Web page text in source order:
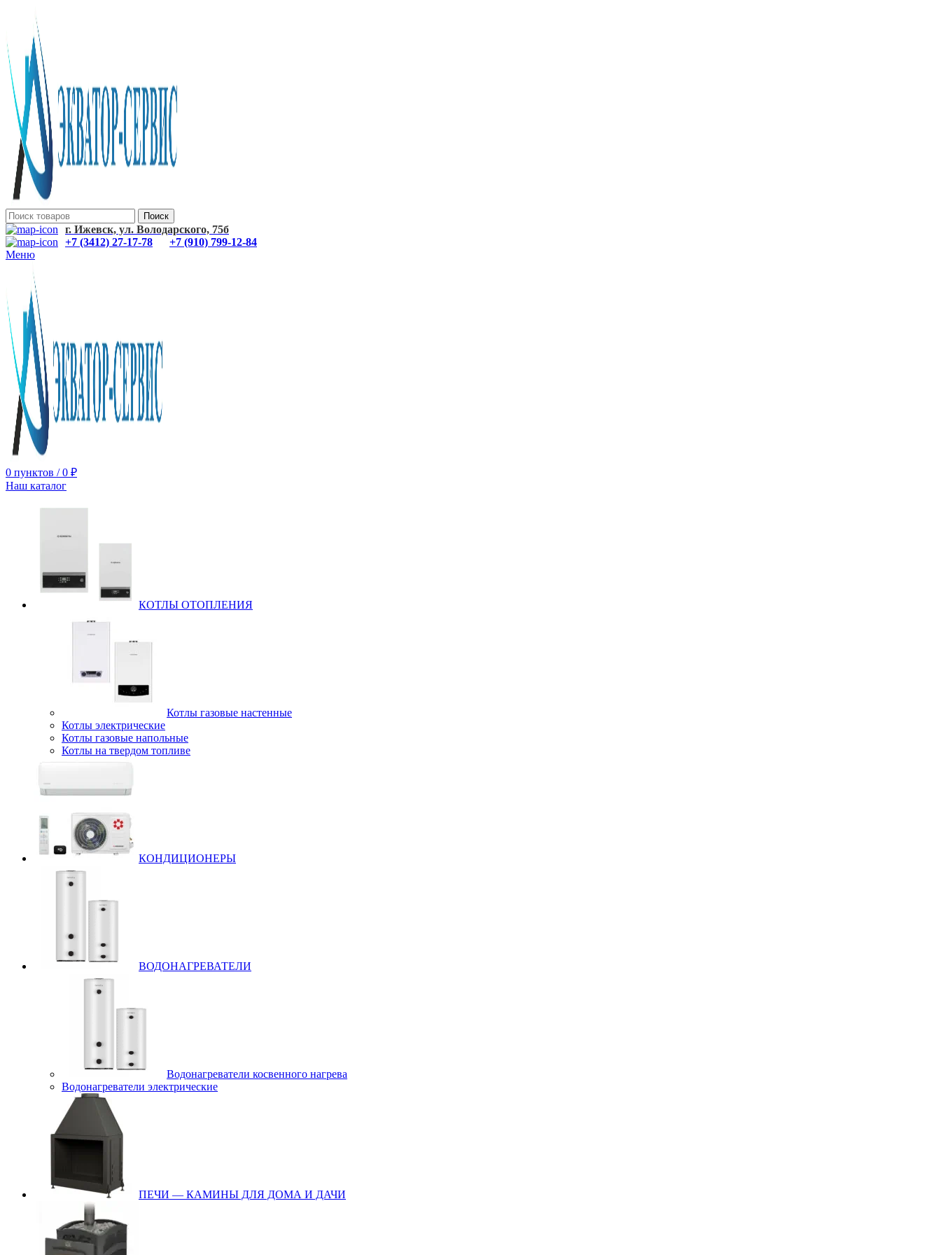
Поиск
г. Ижевск, ул. Володарского, 75б
+7 (3412) 27-17-78
+7 (910) 799-12-84
Меню
0 пунктов / 0 ₽
Наш каталог
КОТЛЫ ОТОПЛЕНИЯ
Котлы газовые настенные
Котлы электрические
Котлы газовые напольные
Котлы на твердом топливе
КОНДИЦИОНЕРЫ
ВОДОНАГРЕВАТЕЛИ
Водонагреватели косвенного нагрева
Водонагреватели электрические
ПЕЧИ — КАМИНЫ ДЛЯ ДОМА И ДАЧИ